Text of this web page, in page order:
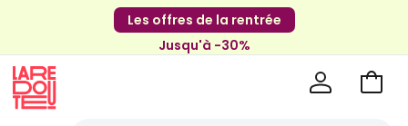
Les offres de la rentrée
Jusqu'à -30%
Aller